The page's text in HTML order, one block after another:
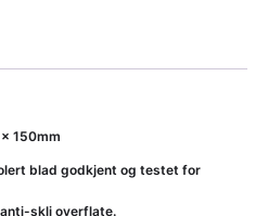
150mm
blad godkjent og testet for
skli overflate.